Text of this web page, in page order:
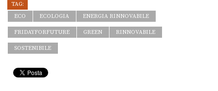
TAG:
ECO
ECOLOGIA ENERGIA RINNOVABILE
FRIDAYFORFUTURE GREEN RINNOVABILE
SOSTENIBILE